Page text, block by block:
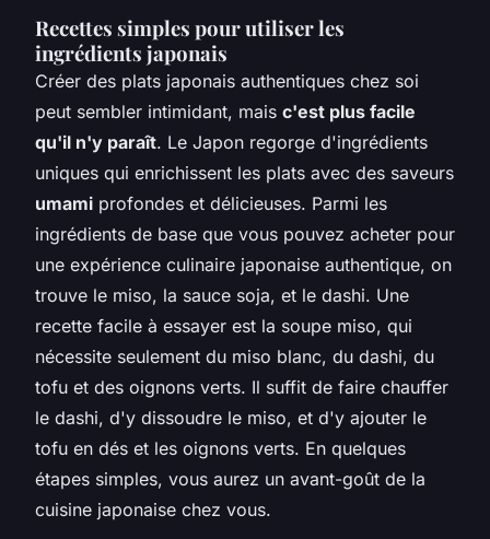
Recettes simples pour utiliser les
ingrédients japonais
Créer des plats japonais authentiques chez soi
peut sembler intimidant, mais c'est plus facile
qu'il n'y paraît. Le Japon regorge d'ingrédients
uniques qui enrichissent les plats avec des saveurs
umami profondes et délicieuses. Parmi les
ingrédients de base que vous pouvez acheter pour
une expérience culinaire japonaise authentique, on
trouve le miso, la sauce soja, et le dashi. Une
recette facile à essayer est la soupe miso, qui
nécessite seulement du miso blanc, du dashi, du
tofu et des oignons verts. Il suffit de faire chauffer
le dashi, d'y dissoudre le miso, et d'y ajouter le
tofu en dés et les oignons verts. En quelques
étapes simples, vous aurez un avant-goût de la
cuisine japonaise chez vous.